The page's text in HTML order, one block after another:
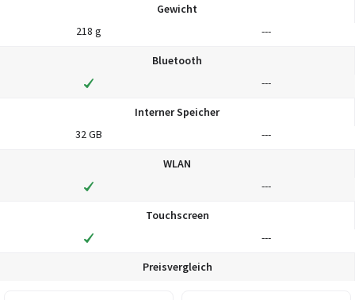
Gewicht
218 g
---
Bluetooth
---
Interner Speicher
32 GB
---
WLAN
---
Touchscreen
---
Preisvergleich